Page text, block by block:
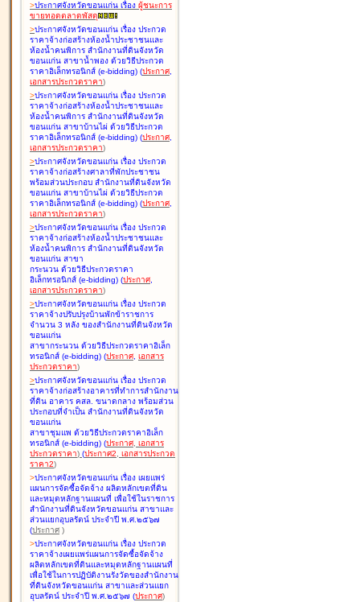
>ประกาศจังหวัดขอนแก่น เรื่อง ผู้ชนะการ
ขายทอดตลาดพัสดุ
>ประกาศจังหวัดขอนแก่น เรื่อง ประกวด
ราคาจ้างก่อสร้างห้องน้ำประชาชนและ
ห้องน้ำคนพิการ สำนักงานที่ดินจังหวัด
ขอนแก่น สาขาน้ำพอง ด้วยวิธีประกวด
ราคาอิเล็กทรอนิกส์ (e-bidding) (ประกาศ,
เอกสารประกวดราคา)
>ประกาศจังหวัดขอนแก่น เรื่อง ประกวด
ราคาจ้างก่อสร้างห้องน้ำประชาชนและ
ห้องน้ำคนพิการ สำนักงานที่ดินจังหวัด
ขอนแก่น สาขาบ้านไผ่ ด้วยวิธีประกวด
ราคาอิเล็กทรอนิกส์ (e-bidding) (ประกาศ,
เอกสารประกวดราคา)
>ประกาศจังหวัดขอนแก่น เรื่อง ประกวด
ราคาจ้างก่อสร้างศาลาที่พักประชาชน
พร้อมส่วนประกอบ สำนักงานที่ดินจังหวัด
ขอนแก่น สาขาบ้านไผ่ ด้วยวิธีประกวด
ราคาอิเล็กทรอนิกส์ (e-bidding) (ประกาศ,
เอกสารประกวดราคา)
>ประกาศจังหวัดขอนแก่น เรื่อง ประกวด
ราคาจ้างก่อสร้างห้องน้ำประชาชนและ
ห้องน้ำคนพิการ สำนักงานที่ดินจังหวัด
ขอนแก่น สาขา
กระนวน ด้วยวิธีประกวดราคา
อิเล็กทรอนิกส์ (e-bidding) (ประกาศ,
เอกสารประกวดราคา)
>ประกาศจังหวัดขอนแก่น เรื่อง ประกวด
ราคาจ้างปรับปรุงบ้านพักข้าราชการ
จำนวน 3 หลัง ของสำนักงานที่ดินจังหวัด
ขอนแก่น
สาขากระนวน ด้วยวิธีประกวดราคาอิเล็ก
ทรอนิกส์ (e-bidding) (ประกาศ, เอกสาร
ประกวดราคา)
>ประกาศจังหวัดขอนแก่น เรื่อง ประกวด
ราคาจ้างก่อสร้างอาคารที่ทำการสำนักงาน
ที่ดิน อาคาร คสล. ขนาดกลาง พร้อมส่วน
ประกอบที่จำเป็น สำนักงานที่ดินจังหวัด
ขอนแก่น
สาขาชุมแพ ด้วยวิธีประกวดราคาอิเล็ก
ทรอนิกส์ (e-bidding) (ประกาศ, เอกสาร
ประกวดราคา) (ประกาศ2, เอกสารประกวด
ราคา2)
>ประกาศจังหวัดขอนแก่น เรื่อง เผยแพร่
แผนการจัดซื้อจัดจ้าง ผลิตหลักเขตที่ดิน
และหมุดหลักฐานแผนที่ เพื่อใช้ในราชการ
สำนักงานที่ดินจังหวัดขอนแก่น สาขาและ
ส่วนแยกอุบลรัตน์ ประจำปี พ.ศ.๒๕๖๗
(ประกาศ )
>ประกาศจังหวัดขอนแก่น เรื่อง ประกวด
ราคาจ้างเผยแพร่แผนการจัดซื้อจัดจ้าง
ผลิตหลักเขตที่ดินและหมุดหลักฐานแผนที่
เพื่อใช้ในการปฏิบัติงานรังวัดของสำนักงาน
ที่ดินจังหวัดขอนแก่น สาขาและส่วนแยก
อุบลรัตน์ ประจำปี พ.ศ.๒๕๖๗ (ประกาศ)